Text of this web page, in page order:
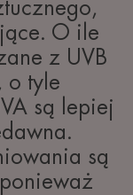
O ile
z UVB
o tyle
są lepiej
są